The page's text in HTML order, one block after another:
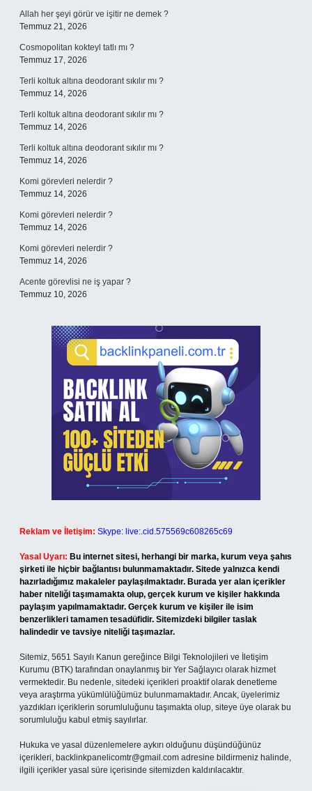
Allah her şeyi görür ve işitir ne demek ?
Temmuz 21, 2026
Cosmopolitan kokteyl tatlı mı ?
Temmuz 17, 2026
Terli koltuk altına deodorant sıkılır mı ?
Temmuz 14, 2026
Terli koltuk altına deodorant sıkılır mı ?
Temmuz 14, 2026
Terli koltuk altına deodorant sıkılır mı ?
Temmuz 14, 2026
Komi görevleri nelerdir ?
Temmuz 14, 2026
Komi görevleri nelerdir ?
Temmuz 14, 2026
Komi görevleri nelerdir ?
Temmuz 14, 2026
Acente görevlisi ne iş yapar ?
Temmuz 10, 2026
Reklam ve İletişim: Skype: live:.cid.575569c608265c69
Yasal Uyarı: Bu internet sitesi, herhangi bir marka, kurum veya şahıs
şirketi ile hiçbir bağlantısı bulunmamaktadır. Sitede yalnızca kendi
hazırladığımız makaleler paylaşılmaktadır. Burada yer alan içerikler
haber niteliği taşımamakta olup, gerçek kurum ve kişiler hakkında
paylaşım yapılmamaktadır. Gerçek kurum ve kişiler ile isim
benzerlikleri tamamen tesadüfidir. Sitemizdeki bilgiler taslak
halindedir ve tavsiye niteliği taşımazlar.
Sitemiz, 5651 Sayılı Kanun gereğince Bilgi Teknolojileri ve İletişim
Kurumu (BTK) tarafından onaylanmış bir Yer Sağlayıcı olarak hizmet
vermektedir. Bu nedenle, sitedeki içerikleri proaktif olarak denetleme
veya araştırma yükümlülüğümüz bulunmamaktadır. Ancak, üyelerimiz
yazdıkları içeriklerin sorumluluğunu taşımakta olup, siteye üye olarak bu
sorumluluğu kabul etmiş sayılırlar.
Hukuka ve yasal düzenlemelere aykırı olduğunu düşündüğünüz
içerikleri, backlinkpanelicomtr@gmail.com adresine bildirmeniz halinde,
ilgili içerikler yasal süre içerisinde sitemizden kaldırılacaktır.